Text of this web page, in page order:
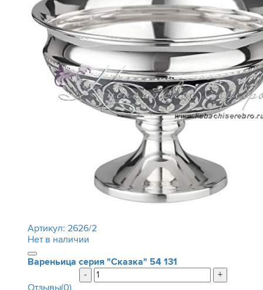
Артикул:2626/2
Нет в наличии
Вареньица серия "Сказка" 54 131
-
+
Отзывы(0)